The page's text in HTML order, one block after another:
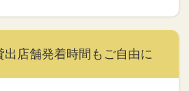
出店舗発着時間もご自由に